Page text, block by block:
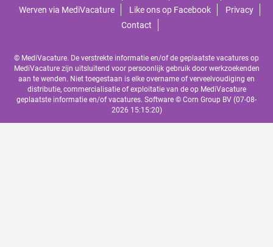
Werven via MediVacature
Like ons op Facebook
Privacy
Contact
© MediVacature. De verstrekte informatie en/of de geplaatste vacatures op
MediVacature zijn uitsluitend voor persoonlijk gebruik door werkzoekenden
aan te wenden. Niet toegestaan is elke overname of verveelvoudiging en
distributie, commercialisatie of exploitatie van de op MediVacature
geplaatste informatie en/of vacatures. Software © Corn Group BV (07-08-
2026 15:15:20)